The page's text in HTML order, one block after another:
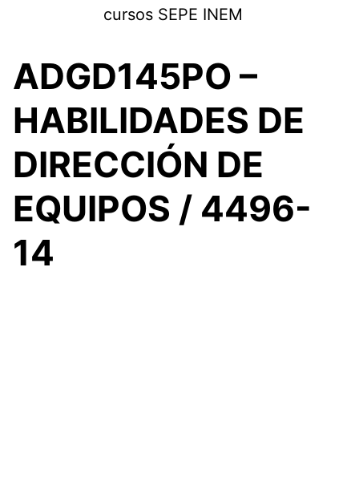
cursos SEPE INEM
ADGD145PO –
HABILIDADES DE
DIRECCIÓN DE
EQUIPOS / 4496-
14